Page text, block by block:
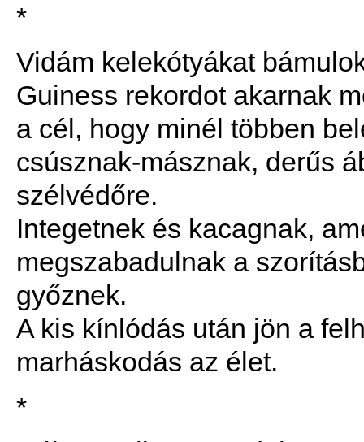
*
Vidám kelekótyákat
Guiness rekordot akarnak
a cél, hogy minél többen
csúsznak-másznak, derűs
szélvédőre.
Integetnek és kacagnak,
megszabadulnak a
győznek.
A kis kínlódás után jön a
marháskodás az élet.
*